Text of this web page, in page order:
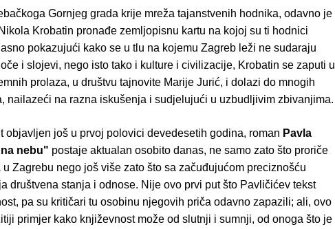
Gornjeg grada krije mreža tajanstvenih hodnika, odavno je
Krobatin pronađe zemljopisnu kartu na kojoj su ti hodnici
pokazujući kako se u tlu na kojemu Zagreb leži ne sudaraju
i slojevi, nego isto tako i kulture i civilizacije, Krobatin se zaputi u
prolaza, u društvu tajnovite Marije Jurić, i dolazi do mnogih
nailazeći na razna iskušenja i sudjelujući u uzbudljivim zbivanjima.
objavljen još u prvoj polovici devedesetih godina, roman Pavla
nebu" postaje aktualan osobito danas, ne samo zato što proriče
Zagrebu nego još više zato što sa začuđujućom preciznošću
društvena stanja i odnose. Nije ovo prvi put što Pavličićev tekst
pa su kritičari tu osobinu njegovih priča odavno zapazili; ali, ovo
primjer kako književnost može od slutnji i sumnji, od onoga što je